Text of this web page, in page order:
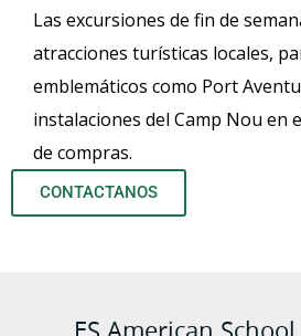
Las excursiones de fin de
atracciones turísticas locales,
emblemáticos como Port
instalaciones del Camp Nou en
de compras.
CONTACTANOS
ES American